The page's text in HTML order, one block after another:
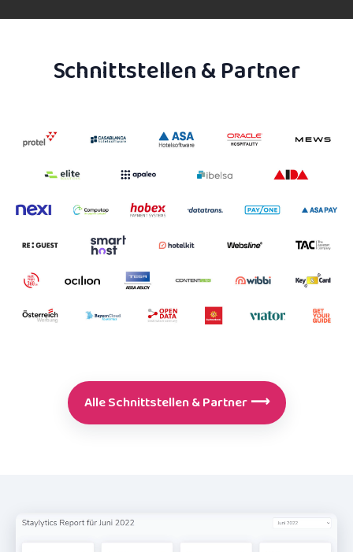
Schnittstellen & Partner
Alle Schnittstellen & Partner⟶